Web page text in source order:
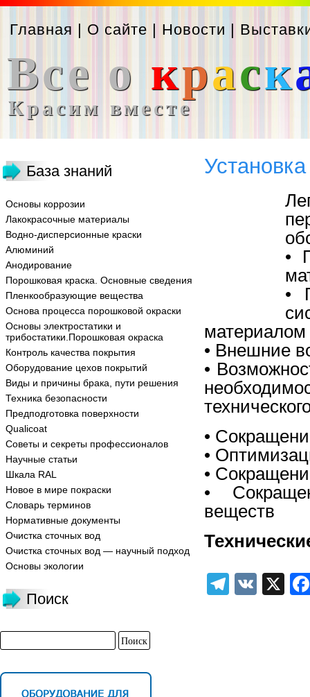
Главная | О сайте | Новости |
Все о краск
Красим вместе
База знаний
Основы коррозии
Лакокрасочные материалы
Водно-дисперсионные краски
Алюминий
Анодирование
Порошковая краска. Основные сведения
Пленкообразующие вещества
Основа процесса порошковой окраски
Основы электростатики и
трибостатики.Порошковая окраска
Контроль качества покрытия
Оборудование цехов покрытий
Виды и причины брака, пути решения
Техника безопасности
Предподготовка поверхности
Qualicoat
Советы и секреты профессионалов
Научные статьи
Шкала RAL
Новое в мире покраски
Словарь терминов
Нормативные документы
Очистка сточных вод
Очистка сточных вод — научный подход
Основы экологии
Поиск
•
•
материалом
• Внешние
•
•
•
•
•
веществ
VK X